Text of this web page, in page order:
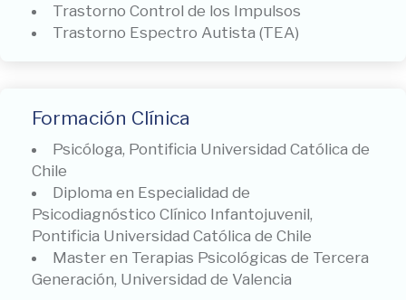
Trastorno Control de los Impulsos
Trastorno Espectro Autista (TEA)
Formación Clínica
Psicóloga, Pontificia Universidad Católica de
Chile
Diploma en Especialidad de
Psicodiagnóstico Clínico Infantojuvenil,
Pontificia Universidad Católica de Chile
Master en Terapias Psicológicas de Tercera
Generación, Universidad de Valencia